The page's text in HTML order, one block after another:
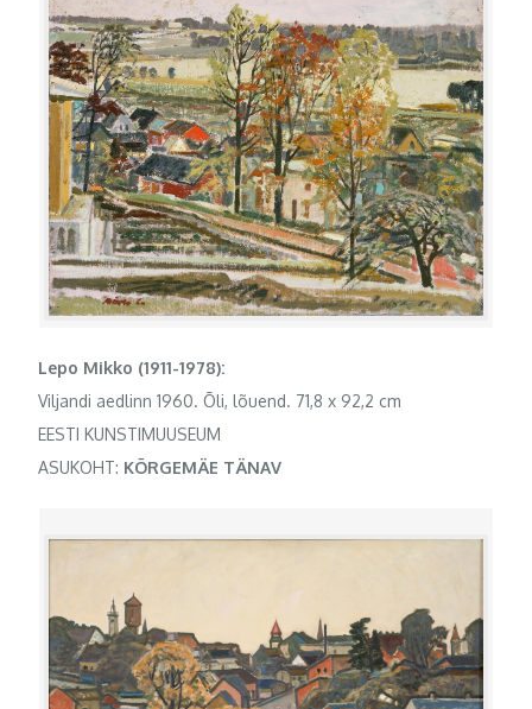
Lepo Mikko (1911-1978):
Viljandi aedlinn 1960. Õli, lõuend. 71,8 x 92,2 cm
EESTI KUNSTIMUUSEUM
ASUKOHT: KÕRGEMÄE TÄNAV